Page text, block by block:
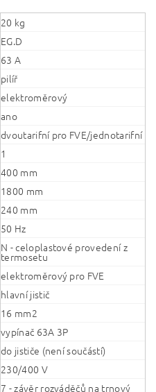
20 kg
EG.D
63 A
pilíř
elektroměrový
ano
dvoutarifní pro FVE/jednotarifní
1
400 mm
1800 mm
240 mm
50 Hz
N - celoplastové provedení z
termosetu
elektroměrový pro FVE
hlavní jistič
16 mm2
vypínač 63A 3P
do jističe (není součástí)
230/400 V
7 - závěr rozváděčů na trnový